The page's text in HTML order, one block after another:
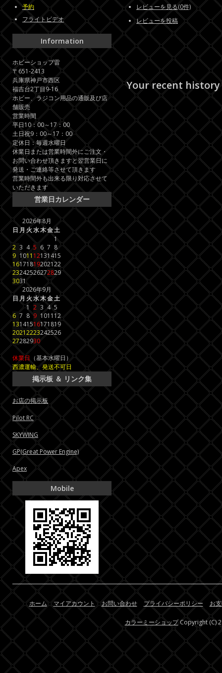
レビューを見る(0件)
レビューを投稿
Your recent history
予約
フライトビデオ
Information
ホビーショップ雷
〒651-2413
兵庫県神戸市西区
福吉台2丁目9-16
ホビー、ラジコン用品の通販及び店
舗販売
営業時間
平日10：00～17：00
土日祝9：00～17：00
定休日：毎週水曜日
休業日または営業時間外にご注文・
お問い合わせ頂きますと翌営業日に
発送・ご連絡等させて頂きます
営業時間外も出来る限り対応させて
いただきます
営業日カレンダー
2026年8月
日月火水木金土
1
2 3 4 5 6 7 8
9 1011 12131415
16171819202122
23242526272829
3031
2026年9月
日月 火水木金土
1 2 3 4 5
6 7 8 9 1011 12
13141516171819
20212223242526
27282930
休業日 （基本水曜日）
西濃運輸、発送不可日
掲示板 ＆ リンク集
お店の掲示板
Pilot RC
SKYWING
GP(Great Power Engine)
Apex
Mobile
ホーム マイアカウント お問い合わせ プライバシーポリシー お
カラーミーショップCopyright (C)